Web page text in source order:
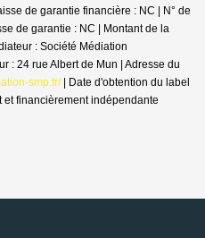
de garantie financière : NC | N° de
de garantie : NC | Montant de la
: Société Médiation
: 24 rue Albert de Mun | Adresse du
smp.fr/| Date d'obtention du label
et financièrement indépendante